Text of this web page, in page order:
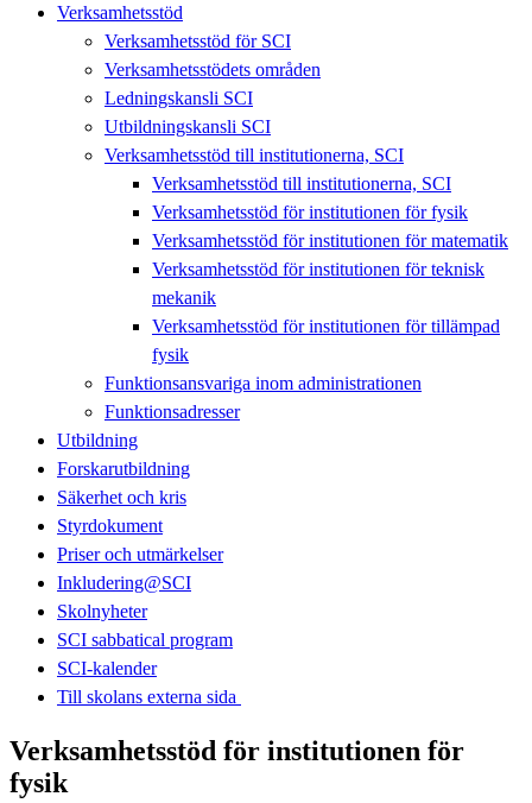
Verksamhetsstöd
Verksamhetsstöd för SCI
Verksamhetsstödets områden
Ledningskansli SCI
Utbildningskansli SCI
Verksamhetsstöd till institutionerna, SCI
Verksamhetsstöd till institutionerna, SCI
Verksamhetsstöd för institutionen för fysik
Verksamhetsstöd för institutionen för matematik
Verksamhetsstöd för institutionen för teknisk
mekanik
Verksamhetsstöd för institutionen för tillämpad
fysik
Funktionsansvariga inom administrationen
Funktionsadresser
Utbildning
Forskarutbildning
Säkerhet och kris
Styrdokument
Priser och utmärkelser
Inkludering@SCI
Skolnyheter
SCI sabbatical program
SCI-kalender
Till skolans externa sida​​​​​​​
Verksamhetsstöd för institutionen för
fysik